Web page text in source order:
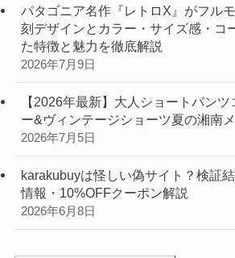
パタゴニア名作『レトロX』がフル
刻デザインとカラー・サイズ感・コ
た特徴と魅力を徹底解説
2026年7月9日
【2026年最新】大人ショートパンツ
ー&ヴィンテージショーツ夏の湘南
2026年7月5日
karakubuyは怪しい偽サイト？検証
情報・10%OFFクーポン解説
2026年6月8日